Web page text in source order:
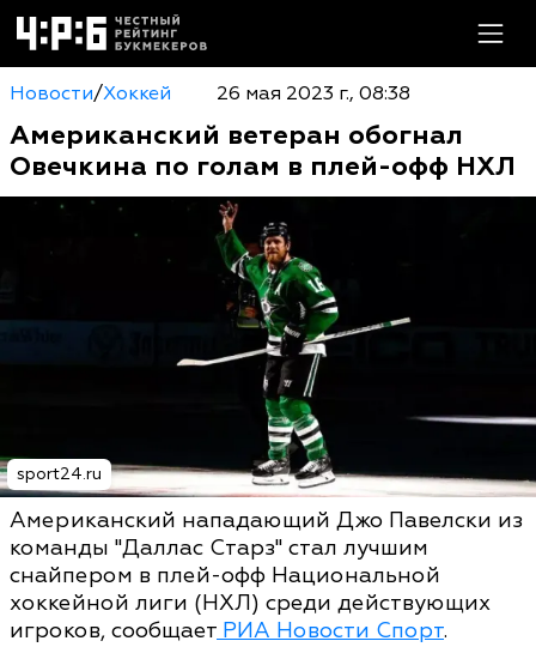
Новости/Хоккей 26 мая 2023 г., 08:38
Американский ветеран обогнал
Овечкина по голам в плей-офф НХЛ
sport24.ru
Американский нападающий Джо Павелски из
команды "Даллас Старз" стал лучшим
снайпером в плей-офф Национальной
хоккейной лиги (НХЛ) среди действующих
игроков, сообщает РИА Новости Спорт.